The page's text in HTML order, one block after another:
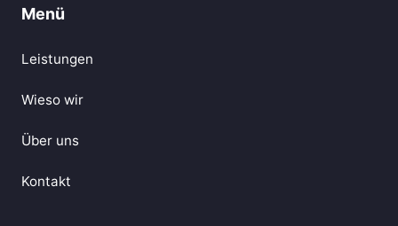
Menü
Leistungen
Wieso wir
Über uns
Kontakt